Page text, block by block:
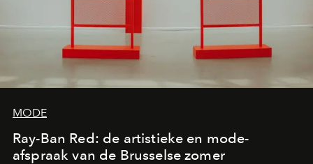
MODE
Ray-Ban Red: de artistieke en mode-
afspraak van de Brusselse zomer